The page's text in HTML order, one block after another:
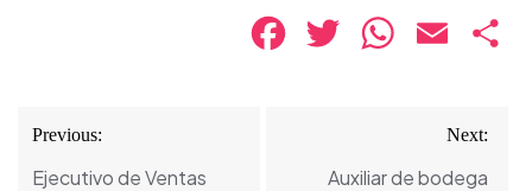
Facebook
Twitter WhatsApp
Email
Navegación
de
Previous:
Ejecutivo de Ventas
Next:
Auxiliar de bodega